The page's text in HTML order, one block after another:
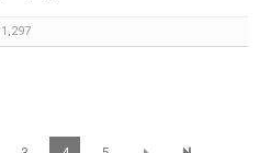
1,297